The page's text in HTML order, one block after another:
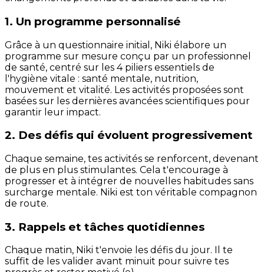
1. Un programme personnalisé
Grâce à un questionnaire initial, Niki élabore un
programme sur mesure conçu par un professionnel
de santé, centré sur les 4 piliers essentiels de
l'hygiène vitale : santé mentale, nutrition,
mouvement et vitalité. Les activités proposées sont
basées sur les dernières avancées scientifiques pour
garantir leur impact.
2. Des défis qui évoluent progressivement
Chaque semaine, tes activités se renforcent, devenant
de plus en plus stimulantes. Cela t'encourage à
progresser et à intégrer de nouvelles habitudes sans
surcharge mentale. Niki est ton véritable compagnon
de route.
3. Rappels et tâches quotidiennes
Chaque matin, Niki t'envoie les défis du jour. Il te
suffit de les valider avant minuit pour suivre tes